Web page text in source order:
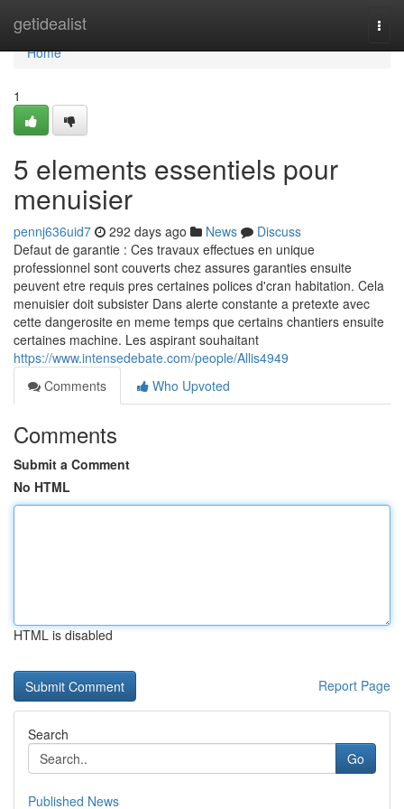
getidealist
Home
Home
1
5 elements essentiels pour
menuisier
pennj636uid7 292 days ago News
Discuss
Defaut de garantie : Ces travaux effectues en unique
professionnel sont couverts chez assures garanties ensuite
peuvent etre requis pres certaines polices d'cran habitation. Cela
menuisier doit subsister Dans alerte constante a pretexte avec
cette dangerosite en meme temps que certains chantiers ensuite
certaines machine. Les aspirant souhaitant
https://www.intensedebate.com/people/Allis4949
Comments
Who Upvoted
Comments
Submit a Comment
No HTML
HTML is disabled
Report Page
Search
Go
Published News